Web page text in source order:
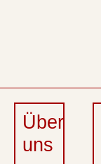
Über
uns